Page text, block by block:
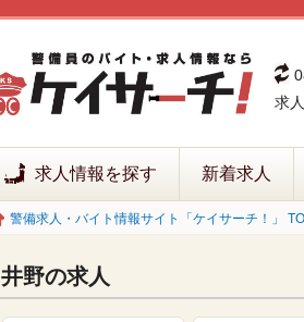
求人
求人情報を探す 新着求人
警備求人・バイト情報サイト「ケイサーチ！」
井野の求人